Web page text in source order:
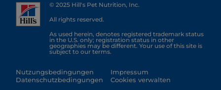
© 2025 Hill's Pet Nutrition, Inc.
All rights reserved.
As used herein, denotes registered trademark status
in the U.S. only; registration status in other
geographies may be different. Your use of this site is
subject to our terms.
Nutzungsbedingungen
Datenschutzbedingungen
Impressum
Cookies verwalten